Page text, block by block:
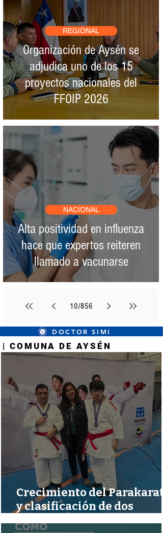
Organización de Aysén se
adjudica uno de los 15
proyectos nacionales del
FFOIP 2026
REGIONAL
Alta positividad en influenza
hace que expertos reiteren
llamado a vacunarse
NACIONAL
10/856
DOCTOR SIMI
| COMUNA DE AYSÉN
| COMUNA DE AYSÉN
Crecimiento del
y clasificación de dos
deportistas ayseninos